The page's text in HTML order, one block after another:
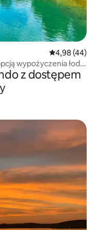
Średnia
4,98 (44)
wypożyczenia łodzi
z dostępem
gości